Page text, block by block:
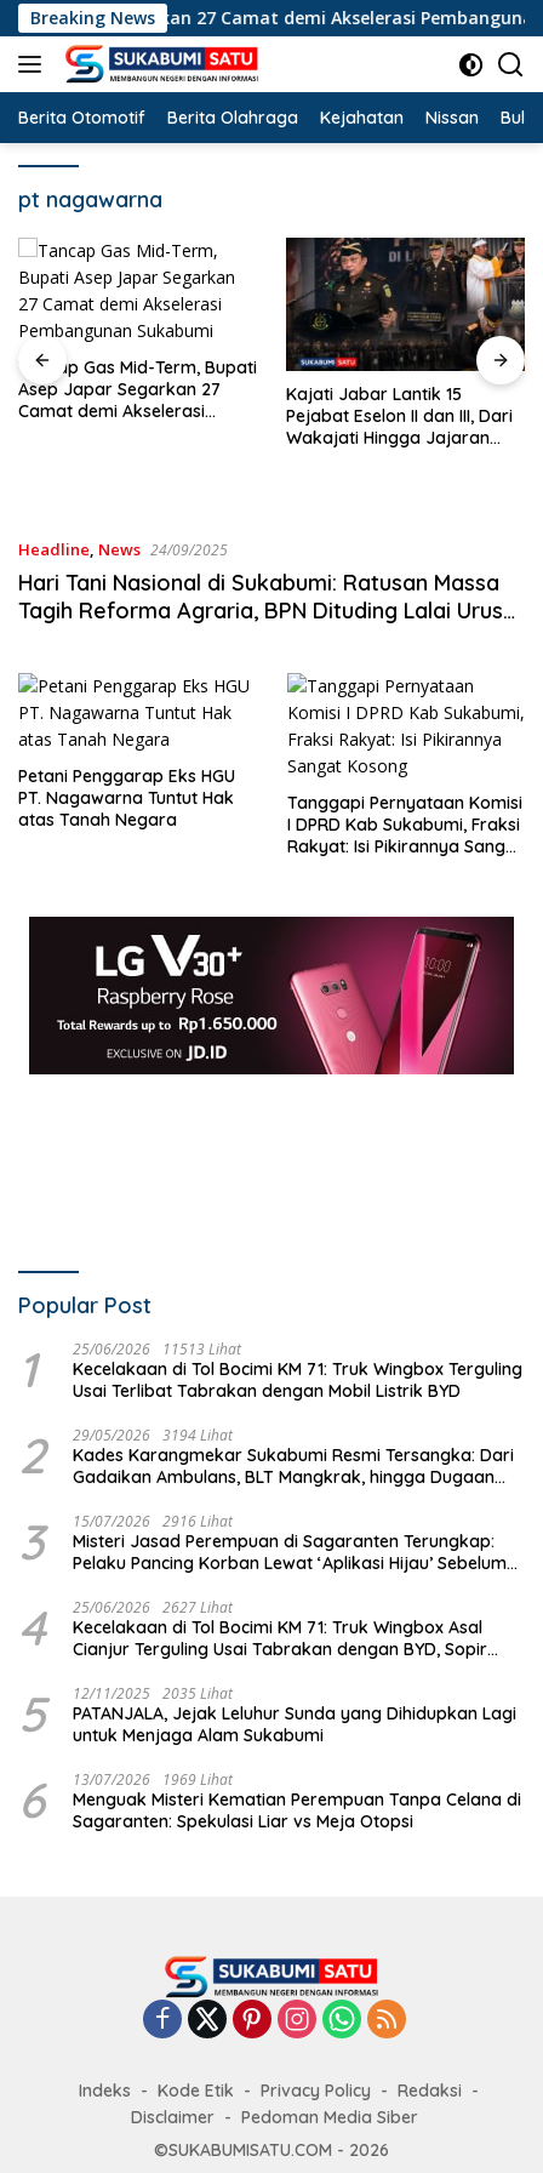
Langsung
ke
konten
Breaking News
Japar Segarkan 27 Camat demi Akselerasi Pembangunan
Berita Otomotif Berita Olahraga Kejahatan Nissan
pt nagawarna
Gas Mid-Term, Bupati
Japar Segarkan 27
demi Akselerasi
Kajati Jabar Lantik 15
Pejabat Eselon II dan III, Dari
Wakajati Hingga Jajaran
Headline, News 24/09/2025
Hari Tani Nasional di Sukabumi: Ratusan Massa
Tagih Reforma Agraria, BPN Dituding Lalai Urus
Petani Penggarap Eks HGU
PT. Nagawarna Tuntut Hak
atas Tanah Negara
Tanggapi Pernyataan Komisi
I DPRD Kab Sukabumi, Fraksi
Rakyat: Isi Pikirannya Sangat
Popular Post
1 25/06/2026 11513 Lihat
Kecelakaan di Tol Bocimi KM 71: Truk Wingbox Terguling
Usai Terlibat Tabrakan dengan Mobil Listrik BYD
2 29/05/2026 3194 Lihat
Kades Karangmekar Sukabumi Resmi Tersangka: Dari
Gadaikan Ambulans, BLT Mangkrak, hingga Dugaan
3 15/07/2026 2916 Lihat
Misteri Jasad Perempuan di Sagaranten Terungkap:
Pelaku Pancing Korban Lewat ‘Aplikasi Hijau’ Sebelum
4 25/06/2026 2627 Lihat
Kecelakaan di Tol Bocimi KM 71: Truk Wingbox Asal
Cianjur Terguling Usai Tabrakan dengan BYD, Sopir
5 12/11/2025 2035 Lihat
PATANJALA, Jejak Leluhur Sunda yang Dihidupkan Lagi
untuk Menjaga Alam Sukabumi
6 13/07/2026 1969 Lihat
Menguak Misteri Kematian Perempuan Tanpa Celana di
Sagaranten: Spekulasi Liar vs Meja Otopsi
Indeks Kode Etik Privacy Policy
Redaksi
Disclaimer
Pedoman Media Siber
©SUKABUMISATU.COM - 2026